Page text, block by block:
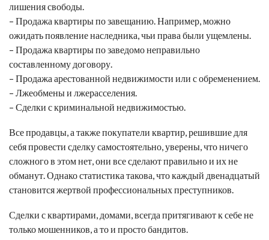
лишения свободы.
– Продажа квартиры по завещанию. Например, можно
ожидать появление наследника, чьи права были ущемлены.
– Продажа квартиры по заведомо неправильно
составленному договору.
– Продажа арестованной недвижимости или с обременением.
– Лжеобмены и лжерасселения.
– Сделки с криминальной недвижимостью.
Все продавцы, а также покупатели квартир, решившие для
себя провести сделку самостоятельно, уверены, что ничего
сложного в этом нет, они все сделают правильно и их не
обманут. Однако статистика такова, что каждый двенадцатый
становится жертвой профессиональных преступников.
Сделки с квартирами, домами, всегда притягивают к себе не
только мошенников, а то и просто бандитов.